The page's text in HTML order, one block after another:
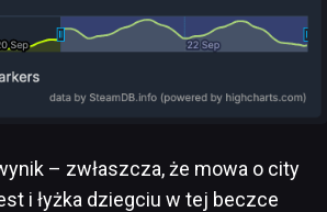
– zwłaszcza, że mowa o city
i łyżka dziegciu w tej beczce